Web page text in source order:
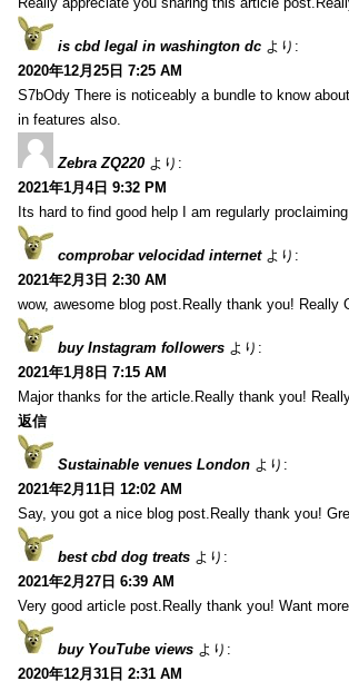
is cbd legal in washington dc より:
2020年12月25日 7:25 AM
S7bOdy There is noticeably a bundle to know
in features also.
Zebra ZQ220 より:
2021年1月4日 9:32 PM
Its hard to find good help I am regularly
comprobar velocidad internet より:
2021年2月3日 2:30 AM
wow, awesome blog post.Really thank you! Really
buy Instagram followers より:
2021年1月8日 7:15 AM
Major thanks for the article.Really thank you!
返信
Sustainable venues London より:
2021年2月11日 12:02 AM
Say, you got a nice blog post.Really thank you!
best cbd dog treats より:
2021年2月27日 6:39 AM
Very good article post.Really thank you! Want more.
buy YouTube views より:
2020年12月31日 2:31 AM